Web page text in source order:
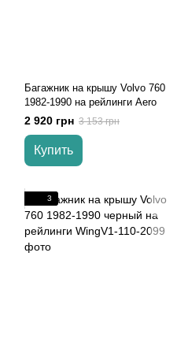
Багажник на крышу Volvo 760
1982-1990 на рейлинги Aero
2 920 грн 3 153 грн
Купить
3